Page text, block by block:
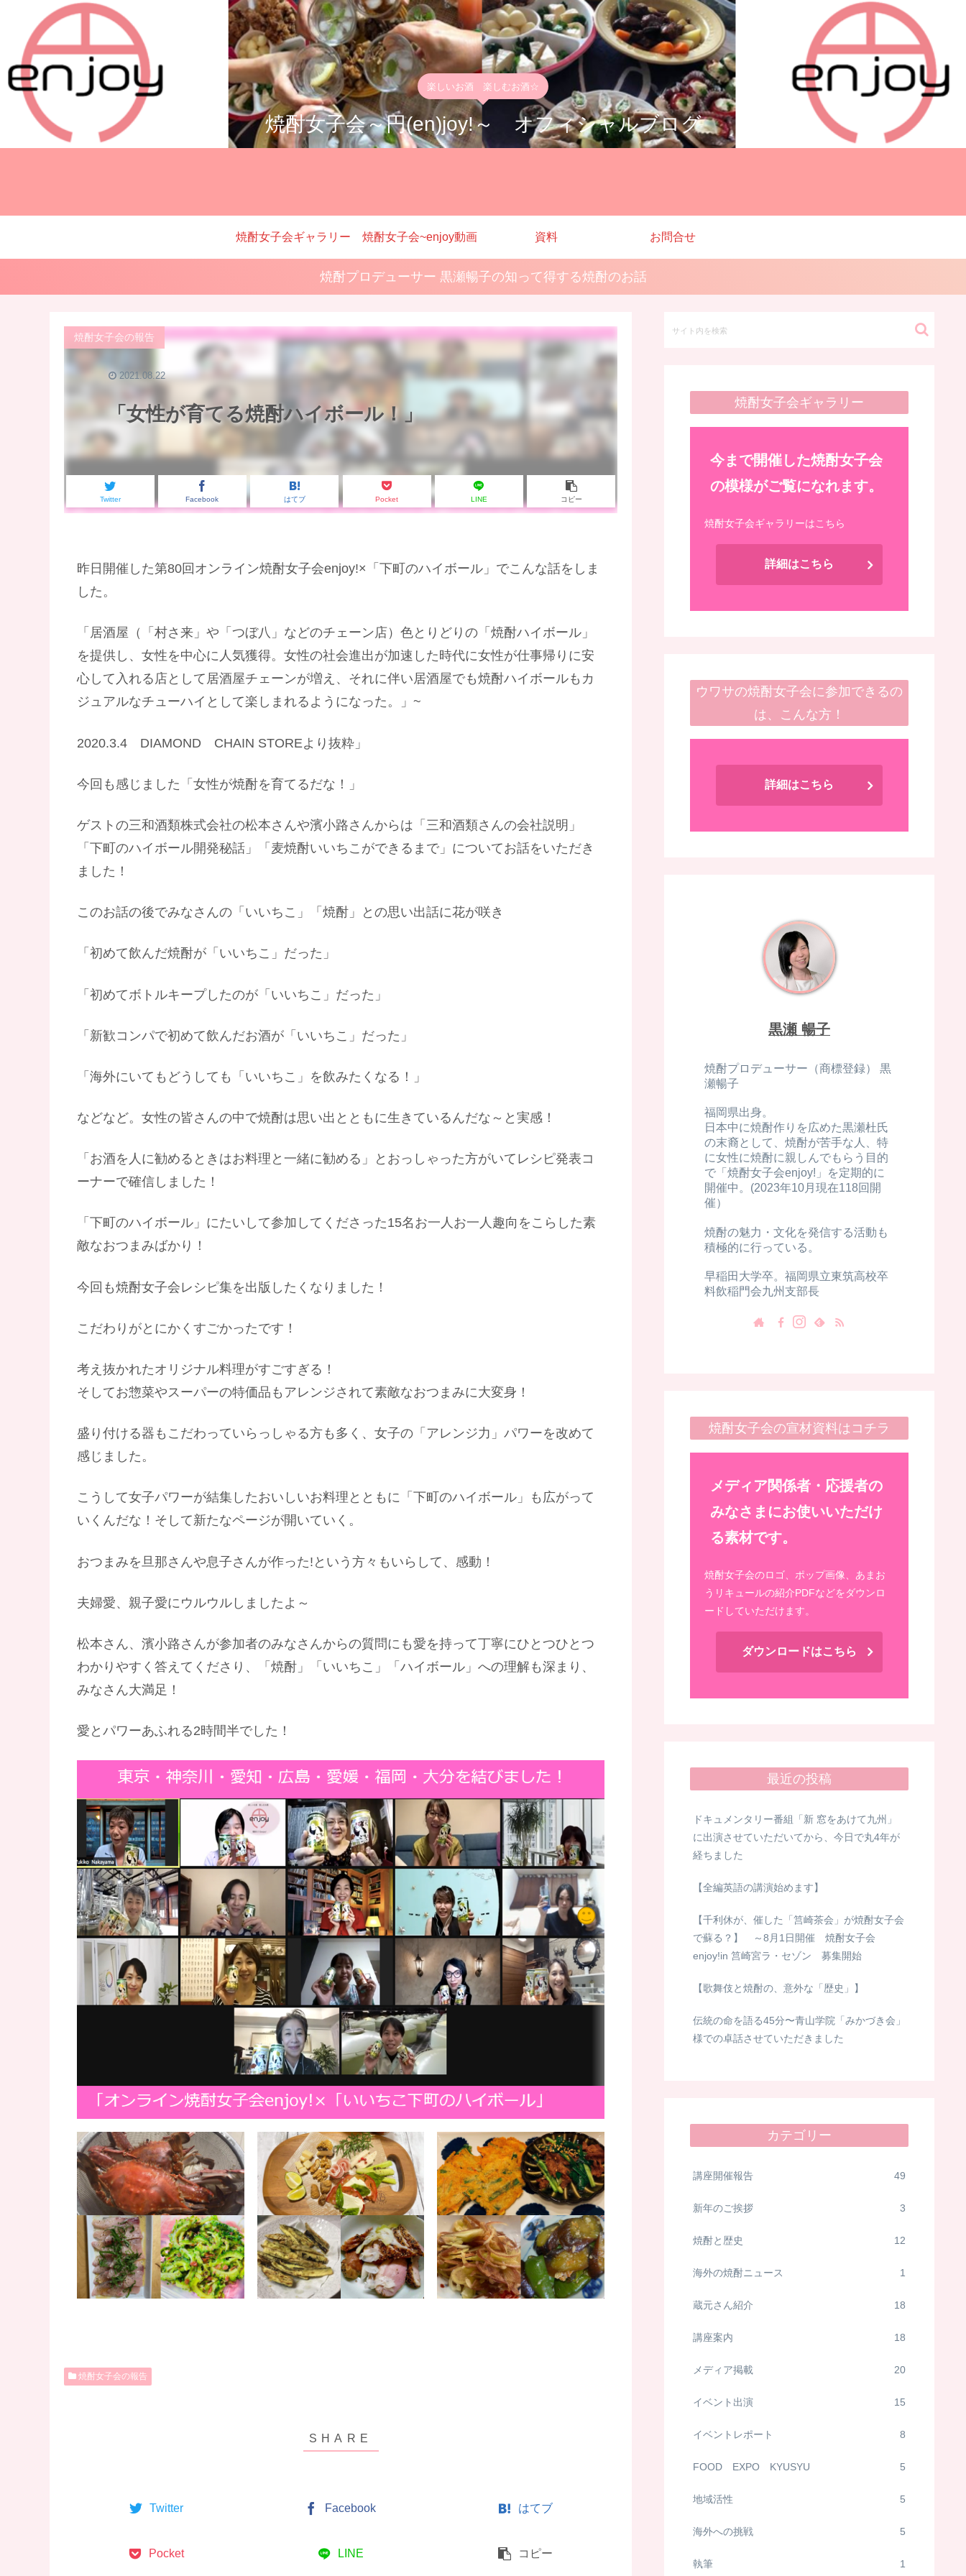
楽しいお酒 楽しむお酒☆
焼酎女子会～円(en)joy!～ オフィシャルブログ
焼酎女子会ギャラリー 焼酎女子会~enjoy動画 資料 お問合せ
焼酎プロデューサー 黒瀬暢子の知って得する焼酎のお話
「女性が育てる焼酎ハイボール！」
焼酎女子会の報告
Twitter Facebook はてブ Pocket LINE コピー
2021.08.22
昨日開催した第80回オンライン焼酎女子会enjoy!×「下町のハイボール」でこんな話をしま
した。
「居酒屋（「村さ来」や「つぼ八」などのチェーン店）色とりどりの「焼酎ハイボール」
を提供し、女性を中心に人気獲得。女性の社会進出が加速した時代に女性が仕事帰りに安
心して入れる店として居酒屋チェーンが増え、それに伴い居酒屋でも焼酎ハイボールもカ
ジュアルなチューハイとして楽しまれるようになった。」~
2020.3.4 DIAMOND CHAIN STOREより抜粋」
今回も感じました「女性が焼酎を育てるだな！」
ゲストの三和酒類株式会社の松本さんや濱小路さんからは「三和酒類さんの会社説明」
「下町のハイボール開発秘話」「麦焼酎いいちこができるまで」についてお話をいただき
ました！
このお話の後でみなさんの「いいちこ」「焼酎」との思い出話に花が咲き
「初めて飲んだ焼酎が「いいちこ」だった」
「初めてボトルキープしたのが「いいちこ」だった」
「新歓コンパで初めて飲んだお酒が「いいちこ」だった」
「海外にいてもどうしても「いいちこ」を飲みたくなる！」
などなど。女性の皆さんの中で焼酎は思い出とともに生きているんだな～と実感！
「お酒を人に勧めるときはお料理と一緒に勧める」とおっしゃった方がいてレシピ発表コ
ーナーで確信しました！
「下町のハイボール」にたいして参加してくださった15名お一人お一人趣向をこらした素
敵なおつまみばかり！
今回も焼酎女子会レシピ集を出版したくなりました！
こだわりがとにかくすごかったです！
考え抜かれたオリジナル料理がすごすぎる！
そしてお惣菜やスーパーの特価品もアレンジされて素敵なおつまみに大変身！
盛り付ける器もこだわっていらっしゃる方も多く、女子の「アレンジ力」パワーを改めて
感じました。
こうして女子パワーが結集したおいしいお料理とともに「下町のハイボール」も広がって
いくんだな！そして新たなページが開いていく。
おつまみを旦那さんや息子さんが作った!という方々もいらして、感動！
夫婦愛、親子愛にウルウルしましたよ～
松本さん、濱小路さんが参加者のみなさんからの質問にも愛を持って丁寧にひとつひとつ
わかりやすく答えてくださり、「焼酎」「いいちこ」「ハイボール」への理解も深まり、
みなさん大満足！
愛とパワーあふれる2時間半でした！
焼酎女子会の報告
Twitter Facebook はてブ
Pocket LINE コピー
焼酎女子会ギャラリー
今まで開催した焼酎女子会
の模様がご覧になれます。
焼酎女子会ギャラリーはこちら
詳細はこちら
ウワサの焼酎女子会に参加できるの
は、こんな方！
詳細はこちら
黒瀬 暢子
焼酎プロデューサー（商標登録） 黒
瀬暢子
福岡県出身。
日本中に焼酎作りを広めた黒瀬杜氏
の末裔として、焼酎が苦手な人、特
に女性に焼酎に親しんでもらう目的
で「焼酎女子会enjoy!」を定期的に
開催中。(2023年10月現在118回開
催）
焼酎の魅力・文化を発信する活動も
積極的に行っている。
早稲田大学卒。福岡県立東筑高校卒
料飲稲門会九州支部長
焼酎女子会の宣材資料はコチラ
メディア関係者・応援者の
みなさまにお使いいただけ
る素材です。
焼酎女子会のロゴ、ポップ画像、あまお
うリキュールの紹介PDFなどをダウンロ
ードしていただけます。
ダウンロードはこちら
最近の投稿
ドキュメンタリー番組「新 窓をあけて九州」
に出演させていただいてから、今日で丸4年が
経ちました
【全編英語の講演始めます】
【千利休が、催した「筥崎茶会」が焼酎女子会
で蘇る？】 ～8月1日開催 焼酎女子会
enjoy!in 筥崎宮ラ・セゾン 募集開始
【歌舞伎と焼酎の、意外な「歴史」】
伝統の命を語る45分〜青山学院「みかづき会」
様での卓話させていただきました
カテゴリー
講座開催報告 49
新年のご挨拶 3
焼酎と歴史 12
海外の焼酎ニュース 1
蔵元さん紹介 18
講座案内 18
メディア掲載 20
イベント出演 15
イベントレポート 8
FOOD EXPO KYUSYU 5
地域活性 5
海外への挑戦 5
執筆 1